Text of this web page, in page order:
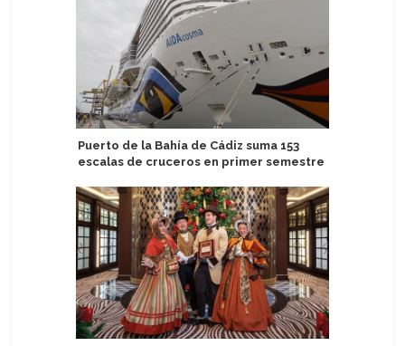
Puerto de la Bahía de Cádiz suma 153
escalas de cruceros en primer semestre